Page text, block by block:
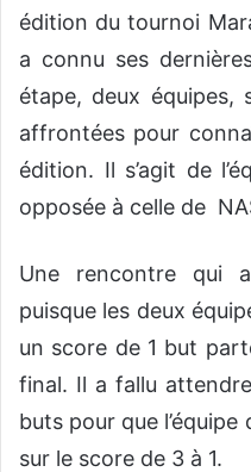
édition du tournoi
a connu ses
étape, deux
affrontées pour
édition. Il s’agit de
opposée à celle de
Une rencontre qui
puisque les deux
un score de 1 but
final. Il a fallu
buts pour que l’équipe
sur le score de 3 à 1.